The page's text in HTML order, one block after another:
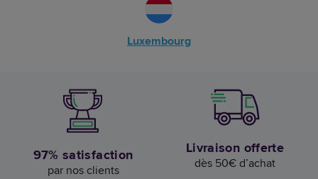
Luxembourg
97% satisfaction
par nos clients
Livraison offerte
dès 50€ d’achat